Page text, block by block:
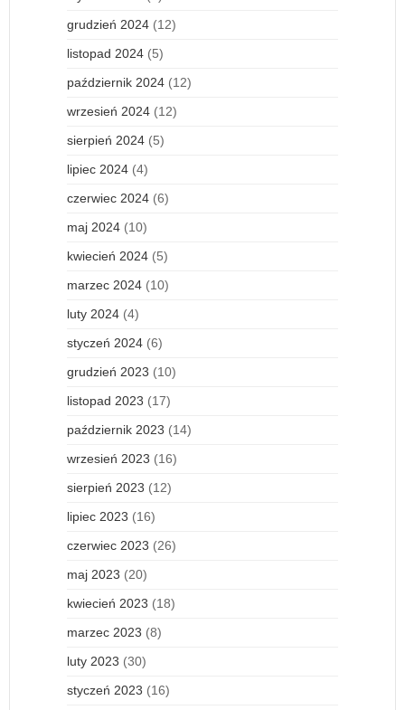
grudzień 2024 (12)
listopad 2024 (5)
październik 2024 (12)
wrzesień 2024 (12)
sierpień 2024 (5)
lipiec 2024 (4)
czerwiec 2024 (6)
maj 2024 (10)
kwiecień 2024 (5)
marzec 2024 (10)
luty 2024 (4)
styczeń 2024 (6)
grudzień 2023 (10)
listopad 2023 (17)
październik 2023 (14)
wrzesień 2023 (16)
sierpień 2023 (12)
lipiec 2023 (16)
czerwiec 2023 (26)
maj 2023 (20)
kwiecień 2023 (18)
marzec 2023 (8)
luty 2023 (30)
styczeń 2023 (16)